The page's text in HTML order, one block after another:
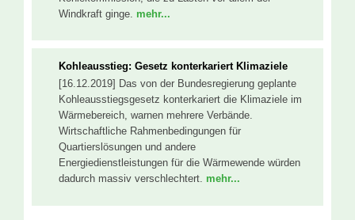
Windkraft ginge. mehr...
Kohleausstieg: Gesetz konterkariert Klimaziele
[16.12.2019] Das von der Bundesregierung geplante
Kohleausstiegsgesetz konterkariert die Klimaziele im
Wärmebereich, warnen mehrere Verbände.
Wirtschaftliche Rahmenbedingungen für
Quartierslösungen und andere
Energiedienstleistungen für die Wärmewende würden
dadurch massiv verschlechtert. mehr...